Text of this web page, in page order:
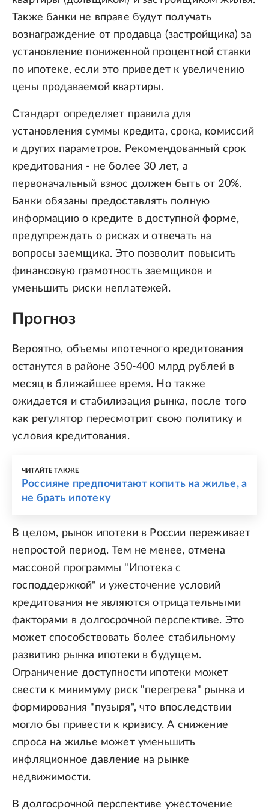
Также банки не вправе будут получать
вознаграждение от продавца (застройщика) за
установление пониженной процентной ставки
по ипотеке, если это приведет к увеличению
цены продаваемой квартиры.
Стандарт определяет правила для
установления суммы кредита, срока, комиссий
и других параметров. Рекомендованный срок
кредитования - не более 30 лет, а
первоначальный взнос должен быть от 20%.
Банки обязаны предоставлять полную
информацию о кредите в доступной форме,
предупреждать о рисках и отвечать на
вопросы заемщика. Это позволит повысить
финансовую грамотность заемщиков и
уменьшить риски неплатежей.
Прогноз
Вероятно, объемы ипотечного кредитования
останутся в районе 350-400 млрд рублей в
месяц в ближайшее время. Но также
ожидается и стабилизация рынка, после того
как регулятор пересмотрит свою политику и
условия кредитования.
ЧИТАЙТЕ ТАКЖЕ
Россияне предпочитают копить на жилье, а
не брать ипотеку
В целом, рынок ипотеки в России переживает
непростой период. Тем не менее, отмена
массовой программы "Ипотека с
господдержкой" и ужесточение условий
кредитования не являются отрицательными
факторами в долгосрочной перспективе. Это
может способствовать более стабильному
развитию рынка ипотеки в будущем.
Ограничение доступности ипотеки может
свести к минимуму риск "перегрева" рынка и
формирования "пузыря", что впоследствии
могло бы привести к кризису. А снижение
спроса на жилье может уменьшить
инфляционное давление на рынке
недвижимости.
В долгосрочной перспективе ужесточение